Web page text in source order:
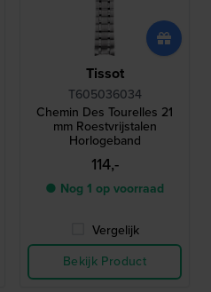
Tissot
T605036034
Chemin Des Tourelles 21
mm Roestvrijstalen
Horlogeband
114,-
● Nog 1 op voorraad
Vergelijk
Bekijk Product